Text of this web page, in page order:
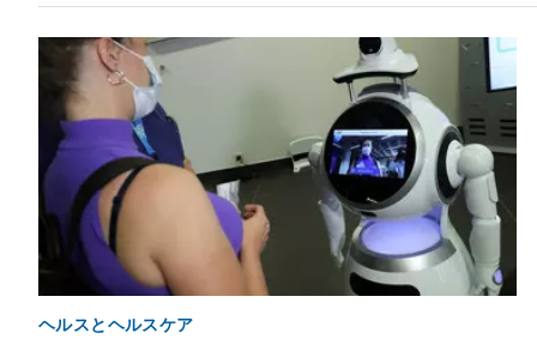
ヘルスとヘルスケア